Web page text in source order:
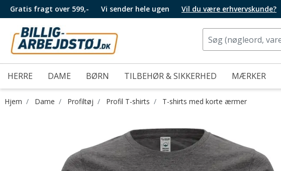
Gratis fragt over 599,- Vi sender hele ugen Vil du være erhvervskunde?
HERRE DAME BØRN TILBEHØR & SIKKERHED MÆRKER
Hjem Dame Profiltøj Profil T-shirts T-shirts med korte ærmer